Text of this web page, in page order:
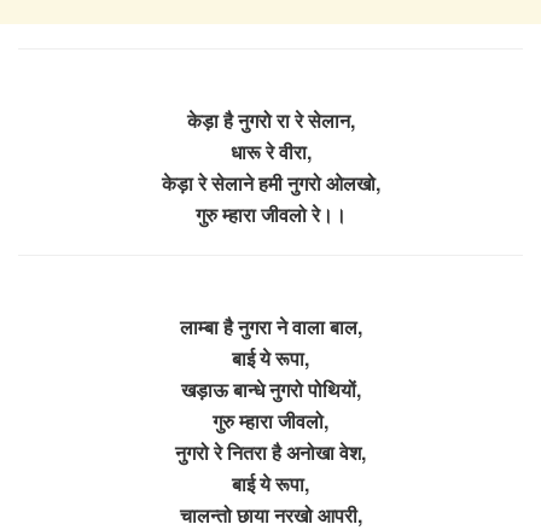
केड़ा है नुगरो रा रे सेलान,
धारू रे वीरा,
केड़ा रे सेलाने हमी नुगरो ओलखो,
गुरु म्हारा जीवलो रे।।
लाम्बा है नुगरा ने वाला बाल,
बाई ये रूपा,
खड़ाऊ बान्धे नुगरो पोथियों,
गुरु म्हारा जीवलो,
नुगरो रे नितरा है अनोखा वेश,
बाई ये रूपा,
चालन्तो छाया नरखो आपरी,